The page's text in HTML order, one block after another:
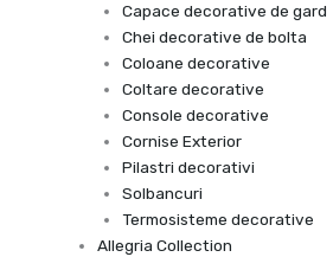
Capace decorative de gard
Chei decorative de bolta
Coloane decorative
Coltare decorative
Console decorative
Cornise Exterior
Pilastri decorativi
Solbancuri
Termosisteme decorative
Allegria Collection